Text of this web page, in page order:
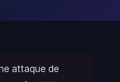
attaque de